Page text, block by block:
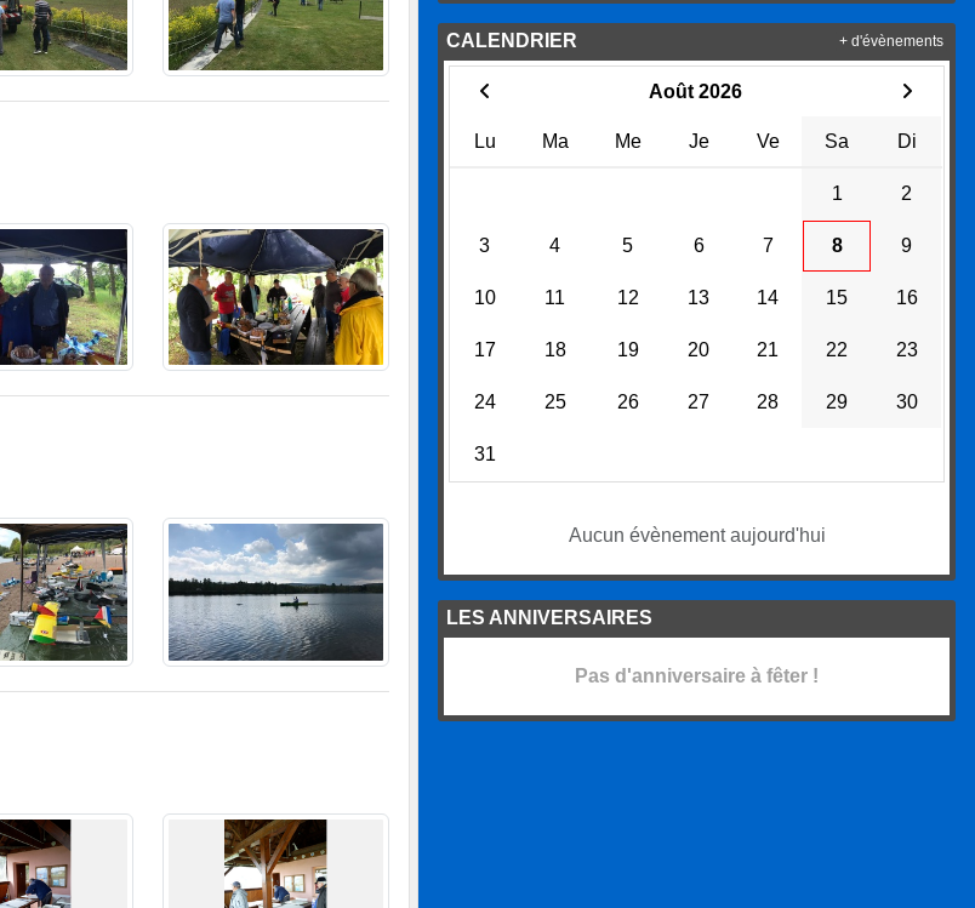
CALENDRIER
Août 2026
Lu Ma Me Je Ve Sa Di
1 2
3 4 5 6 7 8 9
10 11 12 13 14 15 16
17 18 19 20 21 22 23
24 25 26 27 28 29 30
31
Aucun évènement aujourd'hui
+ d'évènements
LES ANNIVERSAIRES
Pas d'anniversaire à fêter !